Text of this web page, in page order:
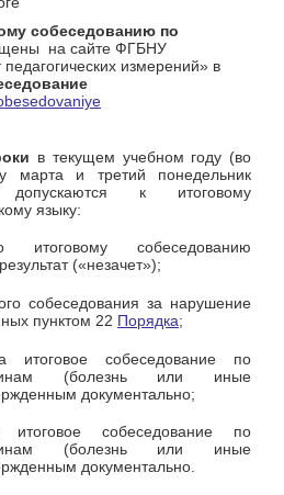
собеседованию по
на сайте ФГБНУ
измерений» в
в текущем учебном году (во
марта и третий понедельник
к итоговому
языку:
собеседованию
(«незачет»);
собеседования за нарушение
пунктом 22 Порядка;
собеседование по
(болезнь или иные
документально;
собеседование по
(болезнь или иные
документально.